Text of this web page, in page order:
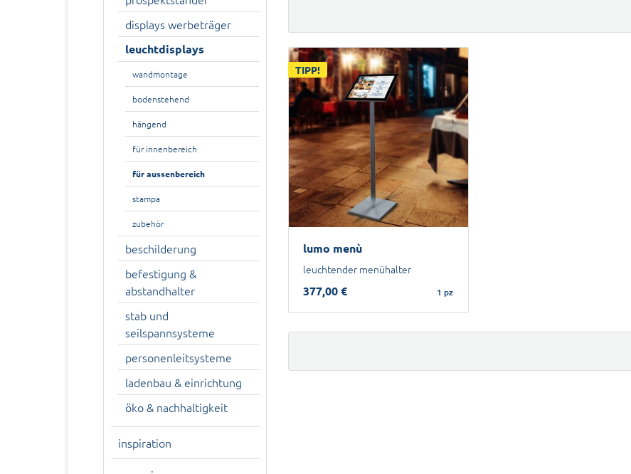
displays werbeträger
leuchtdisplays
wandmontage
bodenstehend
hängend
für innenbereich
für aussenbereich
stampa
zubehör
beschilderung
befestigung &
abstandhalter
stab und
seilspannsysteme
personenleitsysteme
ladenbau & einrichtung
öko & nachhaltigkeit
inspiration
TIPP!
lumo menù
leuchtender menühalter
377,00 € 1 pz